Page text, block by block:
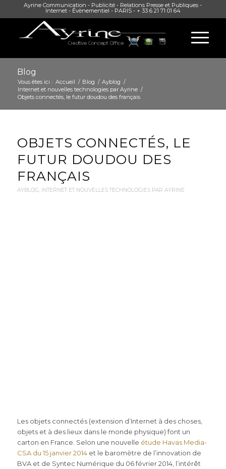
Ayrine Communication - Publicité - Relations Presse et Publiques -
Internet - Évènementiel - PARIS - + 33 6 21 71 01 64
Blog
Vous êtes ici : Accueil / Blog / Ayblog /
Internet et nouvelles technologies par Ayrine /
Objets connectés, le futur doudou des français
OBJETS CONNECTÉS, LE
FUTUR DOUDOU DES
FRANÇAIS
AYBLOG, INTERNET ET NOUVELLES TECHNOLOGIES PAR AYRINE
Les objets connectés (extension d’Internet à des choses,
objets et à des lieux dans le monde physique) font un
carton en France. Selon une nouvelle étude Havas Media-
CSA du 15 janvier 2014 et le baromètre de l’innovation de
BVA et de Syntec Numérique du 06 février 2014, l’intérêt